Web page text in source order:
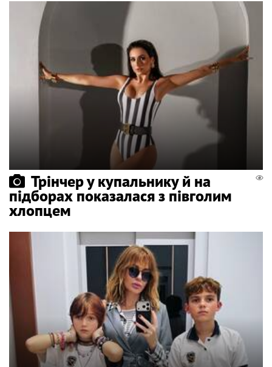
Трінчер у купальнику й на
підборах показалася з півголим
хлопцем